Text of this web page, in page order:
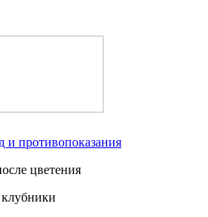
и противопоказания
цветения